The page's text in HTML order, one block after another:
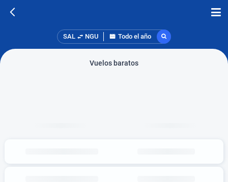
SAL NGU Todo el año
Vuelos baratos